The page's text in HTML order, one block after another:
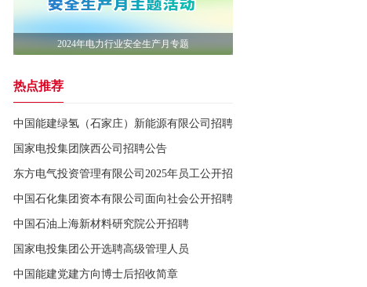
2024年电力行业安全生产月专题
热点推荐
中国能建绿氢（石家庄）新能源有限公司招聘公告
国家电投集团陕西公司招聘公告
东方电气投资管理有限公司2025年员工公开招聘
中国石化集团资本有限公司面向社会公开招聘
中国石油上海新材料研究院公开招聘
国家电投集团公开选聘高级管理人员
中国能建党建方向博士后招收简章